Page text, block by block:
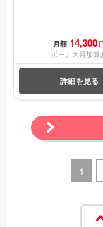
月額 14,300
ボーナス月加算
詳細を見る
1